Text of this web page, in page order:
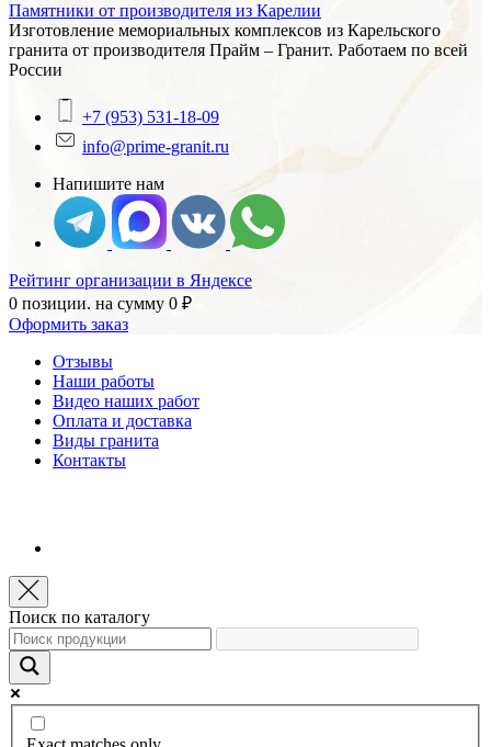
Памятники от производителя из Карелии
Изготовление мемориальных комплексов из Карельского
гранита от производителя Прайм – Гранит. Работаем по всей
России
+7 (953) 531-18-09
info@prime-granit.ru
Напишите нам
Рейтинг организации в Яндексе
0 позиции. на сумму 0 ₽
Оформить заказ
Отзывы
Наши работы
Видео наших работ
Оплата и доставка
Виды гранита
Контакты
Поиск по каталогу